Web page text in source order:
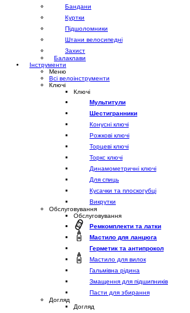
Бандани
Куртки
Підшоломники
Штани велосипедні
Захист
Балаклави
Інструменти
Меню
Всі велоінструменти
Ключі
Ключі
Мультитули
Шестигранники
Конусні ключі
Рожкові ключі
Торцеві ключі
Торкс ключі
Динамометричні ключі
Для спиць
Кусачки та плоскогубці
Викрутки
Обслуговування
Обслуговування
Ремкомплекти та латки
Мастило для ланцюга
Герметик та антипрокол
Мастило для вилок
Гальмівна рідина
Змащення для підшипників
Пасти для збирання
Догляд
Догляд